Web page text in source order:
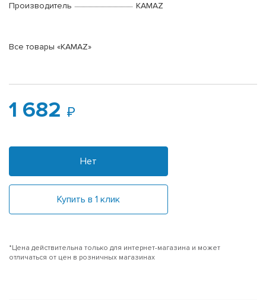
Производитель
KAMAZ
Все товары «KAMAZ»
1 682
Нет
Купить в 1 клик
*Цена действительна только для интернет-магазина и может
отличаться от цен в розничных магазинах